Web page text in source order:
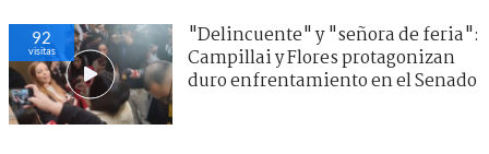
92
visitas
"Delincuente" y "señora de feria":
Campillai y Flores protagonizan
duro enfrentamiento en el Senado